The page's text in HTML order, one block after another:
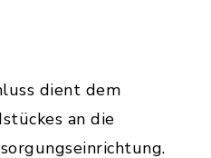
dient dem
an die